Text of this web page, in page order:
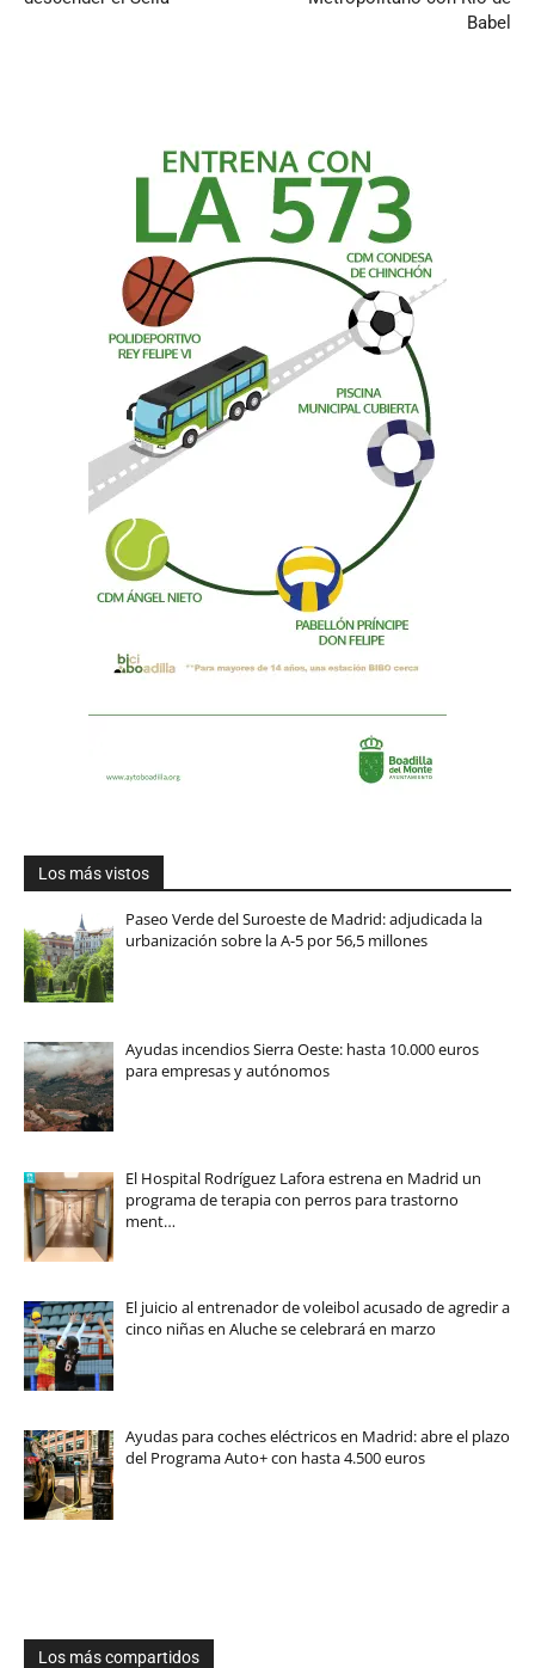
Babel
Los más vistos
Paseo Verde del Suroeste de Madrid: adjudicada la
urbanización sobre la A-5 por 56,5 millones
Ayudas incendios Sierra Oeste: hasta 10.000 euros
para empresas y autónomos
El Hospital Rodríguez Lafora estrena en Madrid un
programa de terapia con perros para trastorno
ment…
El juicio al entrenador de voleibol acusado de agredir a
cinco niñas en Aluche se celebrará en marzo
Ayudas para coches eléctricos en Madrid: abre el plazo
del Programa Auto+ con hasta 4.500 euros
Los más compartidos